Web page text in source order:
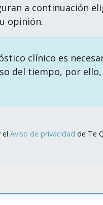
a continuación
opinión.
clínico es
del tiempo, por
elAviso de privacidad de Te